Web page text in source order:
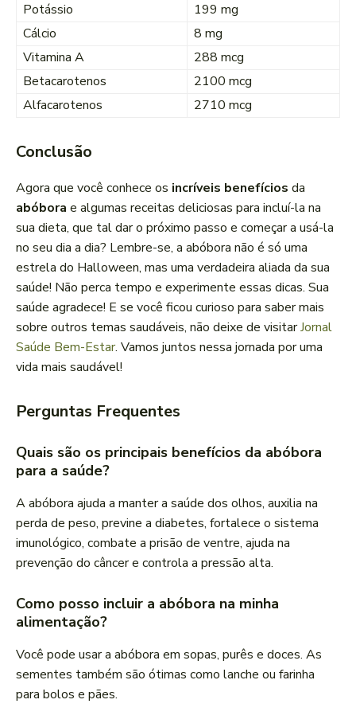
Potássio
199 mg
Cálcio
8 mg
Vitamina A
288 mcg
Betacarotenos
2100 mcg
Alfacarotenos
2710 mcg
Conclusão
Agora que você conhece os incríveis benefícios da
abóbora e algumas receitas deliciosas para incluí-la na
sua dieta, que tal dar o próximo passo e começar a usá-la
no seu dia a dia? Lembre-se, a abóbora não é só uma
estrela do Halloween, mas uma verdadeira aliada da sua
saúde! Não perca tempo e experimente essas dicas. Sua
saúde agradece! E se você ficou curioso para saber mais
sobre outros temas saudáveis, não deixe de visitarJornal
Saúde Bem-Estar. Vamos juntos nessa jornada por uma
vida mais saudável!
Perguntas Frequentes
Quais são os principais benefícios da abóbora
para a saúde?
A abóbora ajuda a manter a saúde dos olhos, auxilia na
perda de peso, previne a diabetes, fortalece o sistema
imunológico, combate a prisão de ventre, ajuda na
prevenção do câncer e controla a pressão alta.
Como posso incluir a abóbora na minha
alimentação?
Você pode usar a abóbora em sopas, purês e doces. As
sementes também são ótimas como lanche ou farinha
para bolos e pães.